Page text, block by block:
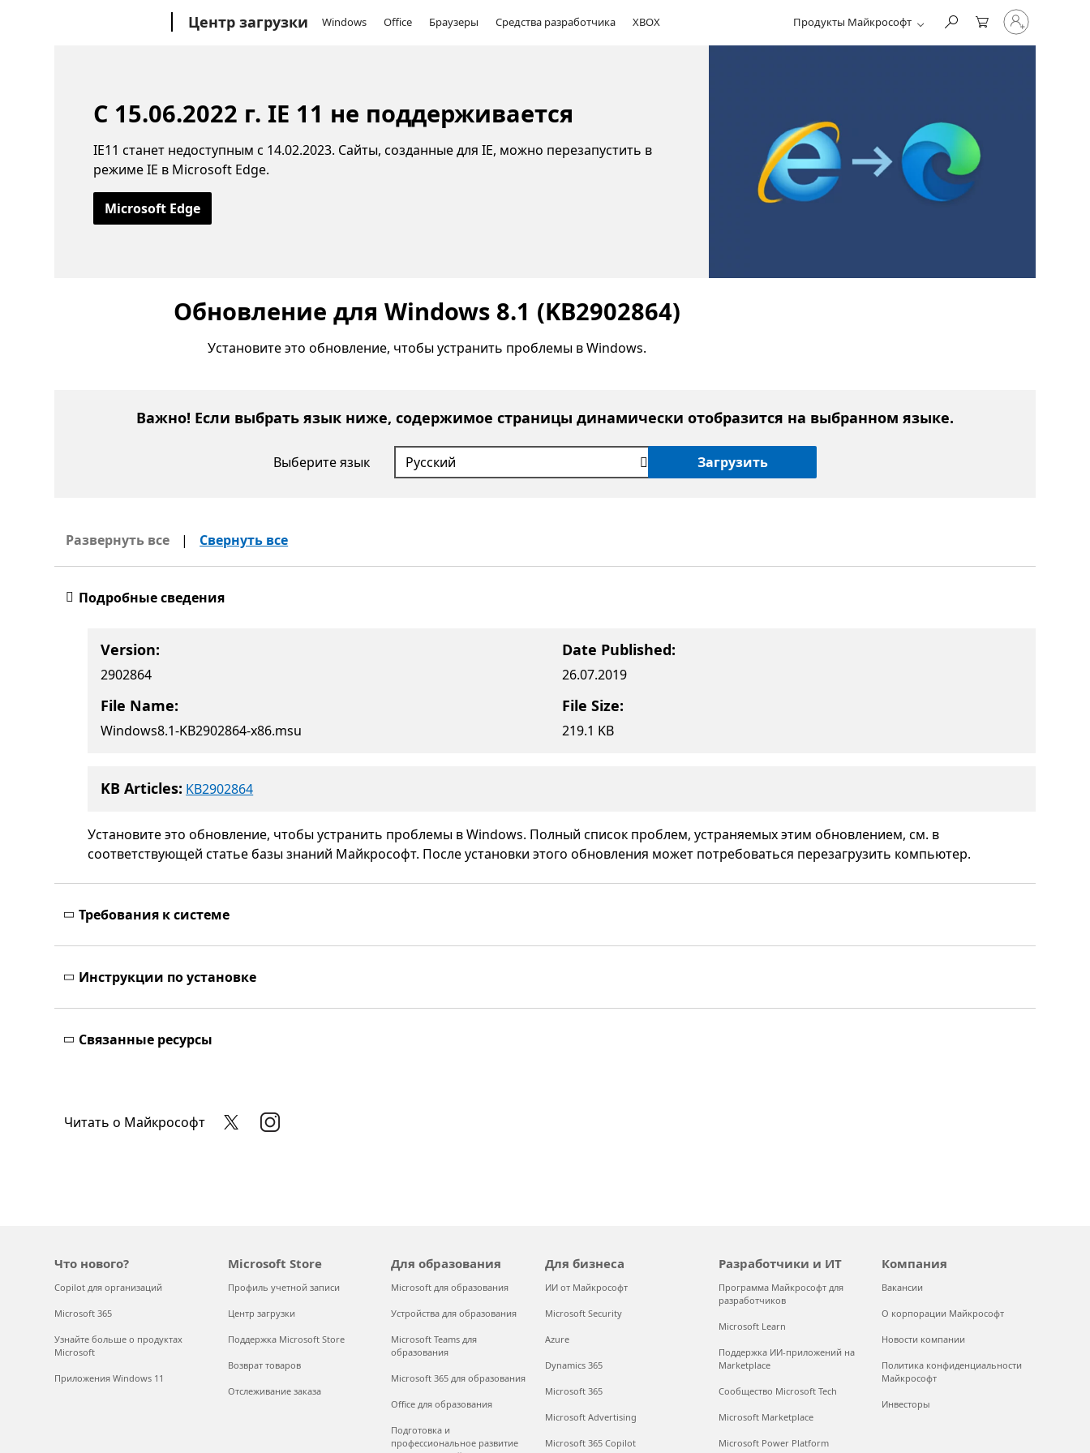
Центр загрузки Windows Office Браузеры Средства разработчика XBOX Продукты Майкрософт
Войдите
учетную
С 15.06.2022 г. IE 11 не поддерживается
IE11 станет недоступным с 14.02.2023. Сайты, созданные для IE, можно перезапустить в
режиме IE в Microsoft Edge.
Microsoft Edge
Обновление для Windows 8.1 (KB2902864)
Установите это обновление, чтобы устранить проблемы в Windows.
Важно! Если выбрать язык ниже, содержимое страницы динамически отобразится на выбранном языке.
Выберите язык Загрузить
Развернуть все | Свернуть все
Подробные сведения
Version:
2902864
Date Published:
26.07.2019
File Name:
Windows8.1-KB2902864-x86.msu
File Size:
219.1 KB
KB Articles: KB2902864
Установите это обновление, чтобы устранить проблемы в Windows. Полный список проблем, устраняемых этим обновлением, см. в
соответствующей статье базы знаний Майкрософт. После установки этого обновления может потребоваться перезагрузить компьютер.
Требования к системе
Инструкции по установке
Связанные ресурсы
Читать о Майкрософт
Что нового?
Copilot для организаций
Microsoft 365
Узнайте больше о продуктах
Microsoft
Приложения Windows 11
Microsoft Store
Профиль учетной записи
Центр загрузки
Поддержка Microsoft Store
Возврат товаров
Отслеживание заказа
Для образования
Microsoft для образования
Устройства для образования
Microsoft Teams для
образования
Microsoft 365 для образования
Office для образования
Подготовка и
профессиональное развитие
Для бизнеса
ИИ от Майкрософт
Microsoft Security
Azure
Dynamics 365
Microsoft 365
Microsoft Advertising
Microsoft 365 Copilot
Разработчики и ИТ
Программа Майкрософт для
разработчиков
Microsoft Learn
Поддержка ИИ-приложений на
Marketplace
Сообщество Microsoft Tech
Microsoft Marketplace
Microsoft Power Platform
Компания
Вакансии
О корпорации Майкрософт
Новости компании
Политика конфиденциальности
Майкрософт
Инвесторы